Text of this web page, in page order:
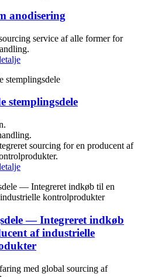
anodisering
service af alle former for
stemplingsdele
sourcing for en producent af
— Integreret indkøb
af industrielle
med global sourcing af